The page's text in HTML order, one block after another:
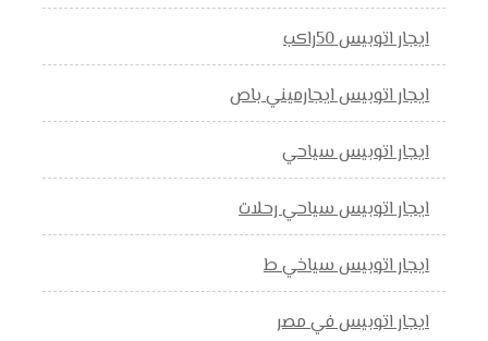
ايجار اتوبيس 50راكب
ايجار اتوبيس ايجارميني باص
ايجار اتوبيس سياحي
ايجار اتوبيس سياحي رحلات
ايجار اتوبيس سياخي ط
ايجار اتوبيس في مصر